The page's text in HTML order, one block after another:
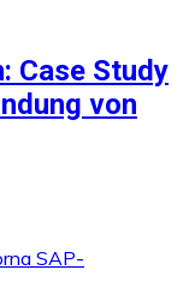
Case Study
von